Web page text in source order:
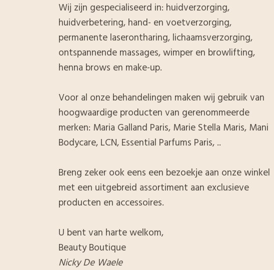
Wij zijn gespecialiseerd in: huidverzorging,
huidverbetering, hand- en voetverzorging,
permanente laserontharing, lichaamsverzorging,
ontspannende massages, wimper en browlifting,
henna brows en make-up.
Voor al onze behandelingen maken wij gebruik van
hoogwaardige producten van gerenommeerde
merken: Maria Galland Paris, Marie Stella Maris, Mani
Bodycare, LCN, Essential Parfums Paris, ..
Breng zeker ook eens een bezoekje aan onze winkel
met een uitgebreid assortiment aan exclusieve
producten en accessoires.
U bent van harte welkom,
Beauty Boutique
Nicky De Waele